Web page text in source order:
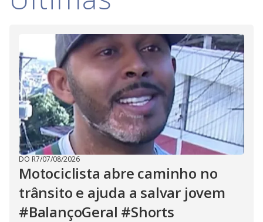
o
DO R7/07/08/2026
Motociclista abre caminho no
trânsito e ajuda a salvar jovem
#BalançoGeral #Shorts